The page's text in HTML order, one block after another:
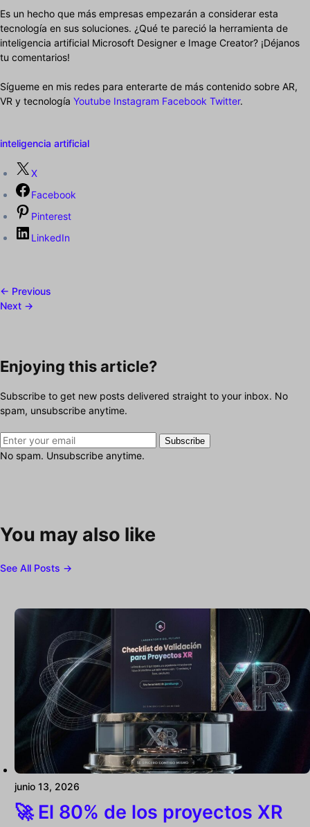
Es un hecho que más empresas empezarán a considerar esta
tecnología en sus soluciones. ¿Qué te pareció la herramienta de
inteligencia artificial Microsoft Designer e Image Creator? ¡Déjanos
tu comentarios!
Sígueme en mis redes para enterarte de más contenido sobre AR,
VR y tecnología Youtube Instagram Facebook Twitter.
inteligencia artificial
X
Facebook
Pinterest
LinkedIn
← Previous
Next →
Enjoying this article?
Subscribe to get new posts delivered straight to your inbox. No
spam, unsubscribe anytime.
Subscribe
No spam. Unsubscribe anytime.
You may also like
See All Posts →
junio 13, 2026
🚀 El 80% de los proyectos XR